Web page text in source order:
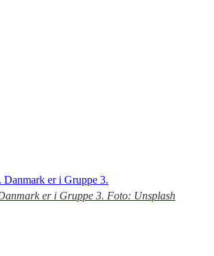
er i Gruppe 3. Foto: Unsplash